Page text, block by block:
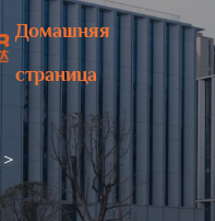
Домашняя
страница
>